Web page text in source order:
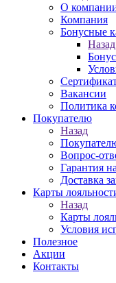
О
Компания
Бонусные
Назад
Вакансии
Политика
Покупателю
Назад
Вопрос-
Гарантия
Доставка
Карты
Назад
Карты
Условия
Полезное
Акции
Контакты